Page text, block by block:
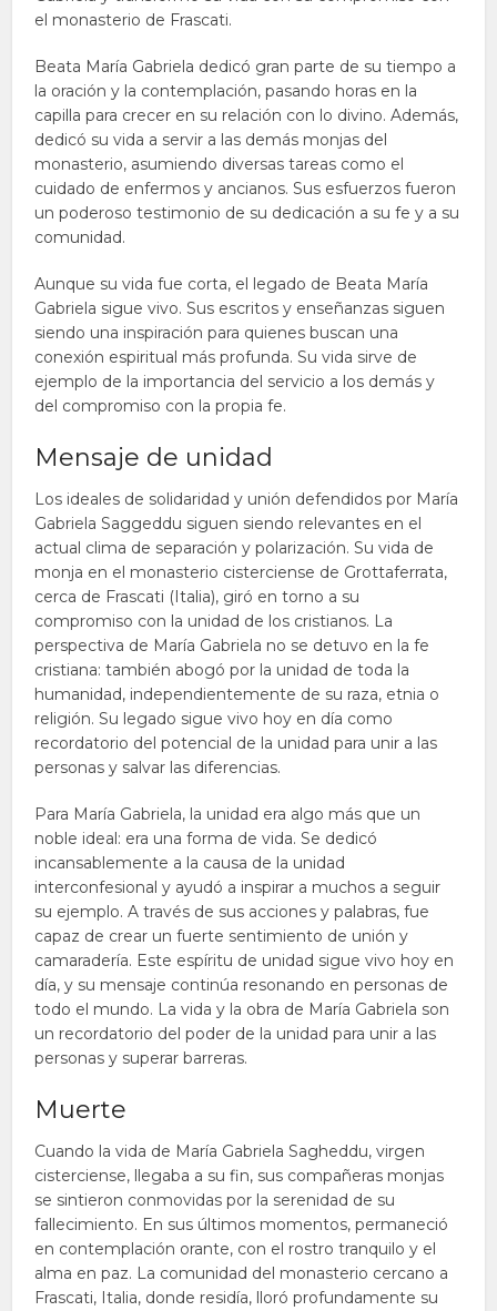
el monasterio de Frascati.
Beata María Gabriela dedicó gran parte de su tiempo a
la oración y la contemplación, pasando horas en la
capilla para crecer en su relación con lo divino. Además,
dedicó su vida a servir a las demás monjas del
monasterio, asumiendo diversas tareas como el
cuidado de enfermos y ancianos. Sus esfuerzos fueron
un poderoso testimonio de su dedicación a su fe y a su
comunidad.
Aunque su vida fue corta, el legado de Beata María
Gabriela sigue vivo. Sus escritos y enseñanzas siguen
siendo una inspiración para quienes buscan una
conexión espiritual más profunda. Su vida sirve de
ejemplo de la importancia del servicio a los demás y
del compromiso con la propia fe.
Mensaje de unidad
Los ideales de solidaridad y unión defendidos por María
Gabriela Saggeddu siguen siendo relevantes en el
actual clima de separación y polarización. Su vida de
monja en el monasterio cisterciense de Grottaferrata,
cerca de Frascati (Italia), giró en torno a su
compromiso con la unidad de los cristianos. La
perspectiva de María Gabriela no se detuvo en la fe
cristiana: también abogó por la unidad de toda la
humanidad, independientemente de su raza, etnia o
religión. Su legado sigue vivo hoy en día como
recordatorio del potencial de la unidad para unir a las
personas y salvar las diferencias.
Para María Gabriela, la unidad era algo más que un
noble ideal: era una forma de vida. Se dedicó
incansablemente a la causa de la unidad
interconfesional y ayudó a inspirar a muchos a seguir
su ejemplo. A través de sus acciones y palabras, fue
capaz de crear un fuerte sentimiento de unión y
camaradería. Este espíritu de unidad sigue vivo hoy en
día, y su mensaje continúa resonando en personas de
todo el mundo. La vida y la obra de María Gabriela son
un recordatorio del poder de la unidad para unir a las
personas y superar barreras.
Muerte
Cuando la vida de María Gabriela Sagheddu, virgen
cisterciense, llegaba a su fin, sus compañeras monjas
se sintieron conmovidas por la serenidad de su
fallecimiento. En sus últimos momentos, permaneció
en contemplación orante, con el rostro tranquilo y el
alma en paz. La comunidad del monasterio cercano a
Frascati, Italia, donde residía, lloró profundamente su